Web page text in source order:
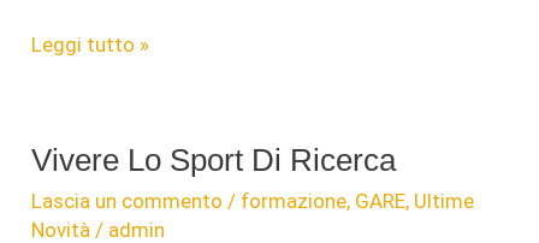
Service
Nuova
Disciplina
che
Leggi tutto »
Vivere Lo Sport Di Ricerca
Lascia un commento / formazione, GARE, Ultime
Novità / admin